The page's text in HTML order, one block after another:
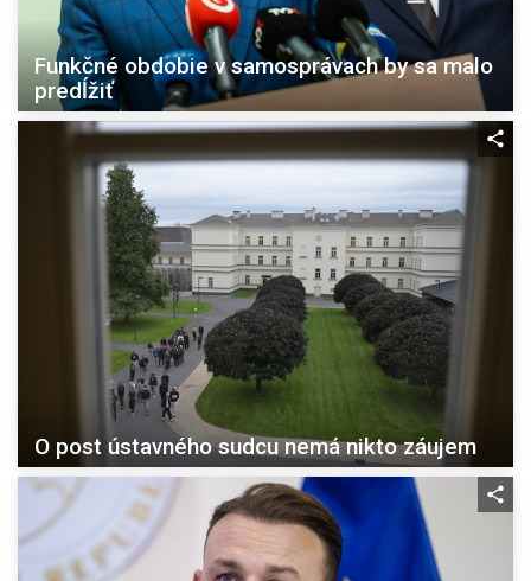
Funkčné obdobie v samosprávach by sa malo
predĺžiť
O post ústavného sudcu nemá nikto záujem